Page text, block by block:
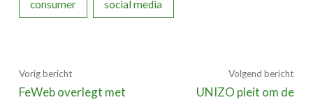
consumer social media
Vorig bericht
FeWeb overlegt met
Volgend bericht
UNIZO pleit om de